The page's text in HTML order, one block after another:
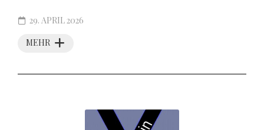
MEHR
29. APRIL 2026